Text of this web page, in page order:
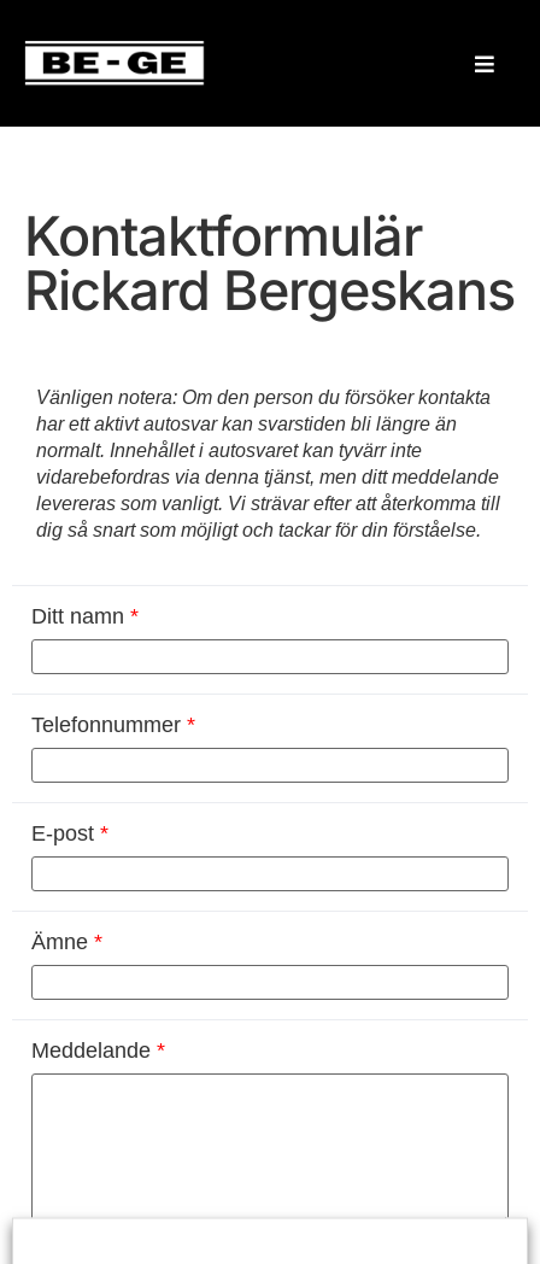
Kontaktformulär
Rickard Bergeskans
Vänligen notera: Om den person du försöker kontakta
har ett aktivt autosvar kan svarstiden bli längre än
normalt. Innehållet i autosvaret kan tyvärr inte
vidarebefordras via denna tjänst, men ditt meddelande
levereras som vanligt. Vi strävar efter att återkomma till
dig så snart som möjligt och tackar för din förståelse.
Ditt namn *
Telefonnummer *
E-post *
Ämne *
Meddelande *